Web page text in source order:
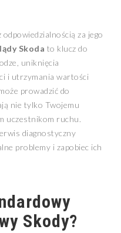
za jego
Skoda to klucz do
uniknięcia
i utrzymania wartości
prowadzić do
nie tylko Twojemu
uczestnikom ruchu.
diagnostyczny
problemy i zapobiec ich
Skody?